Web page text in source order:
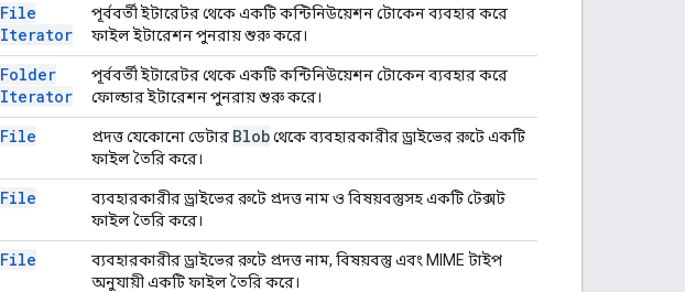
File
Iterator
পূর্ববর্তী ইটারেটর থেকে একটি কন্টিনিউয়েশন টোকেন ব্যবহার করে
ফাইল ইটারেশন পুনরায় শুরু করে।
Folder
Iterator
পূর্ববর্তী ইটারেটর থেকে একটি কন্টিনিউয়েশন টোকেন ব্যবহার করে
ফোল্ডার ইটারেশন পুনরায় শুরু করে।
File প্রদত্ত যেকোনো ডেটার Blobথেকে ব্যবহারকারীর ড্রাইভের রুটে একটি
ফাইল তৈরি করে।
File
ব্যবহারকারীর ড্রাইভের রুটে প্রদত্ত নাম ও বিষয়বস্তুসহ একটি টেক্সট
ফাইল তৈরি করে।
File
ব্যবহারকারীর ড্রাইভের রুটে প্রদত্ত নাম, বিষয়বস্তু এবং MIME টাইপ
অনুযায়ী একটি ফাইল তৈরি করে।